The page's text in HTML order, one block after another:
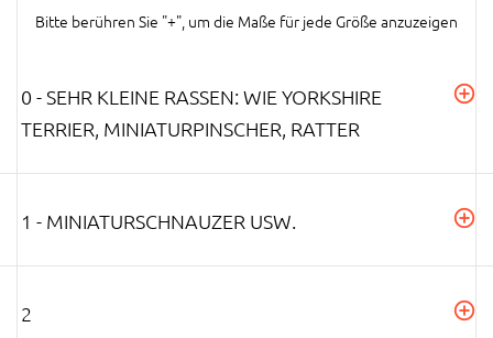
Bitte berühren Sie "+", um die Maße für jede Größe anzuzeigen
0 - SEHR KLEINE RASSEN: WIE YORKSHIRE
TERRIER, MINIATURPINSCHER, RATTER
1 - MINIATURSCHNAUZER USW.
2